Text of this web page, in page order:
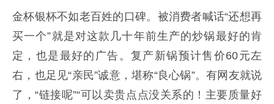
金杯银杯不如老百姓的口碑。被消费者喊话“还想再
买一个”就是对这款几十年前生产的炒锅最好的肯
定，也是最好的广告。复产新锅预计售价60元左
右，也足见“亲民”诚意，堪称“良心锅”。有网友就说
了，“链接呢”“可以卖贵点点没关系的！主要质量好